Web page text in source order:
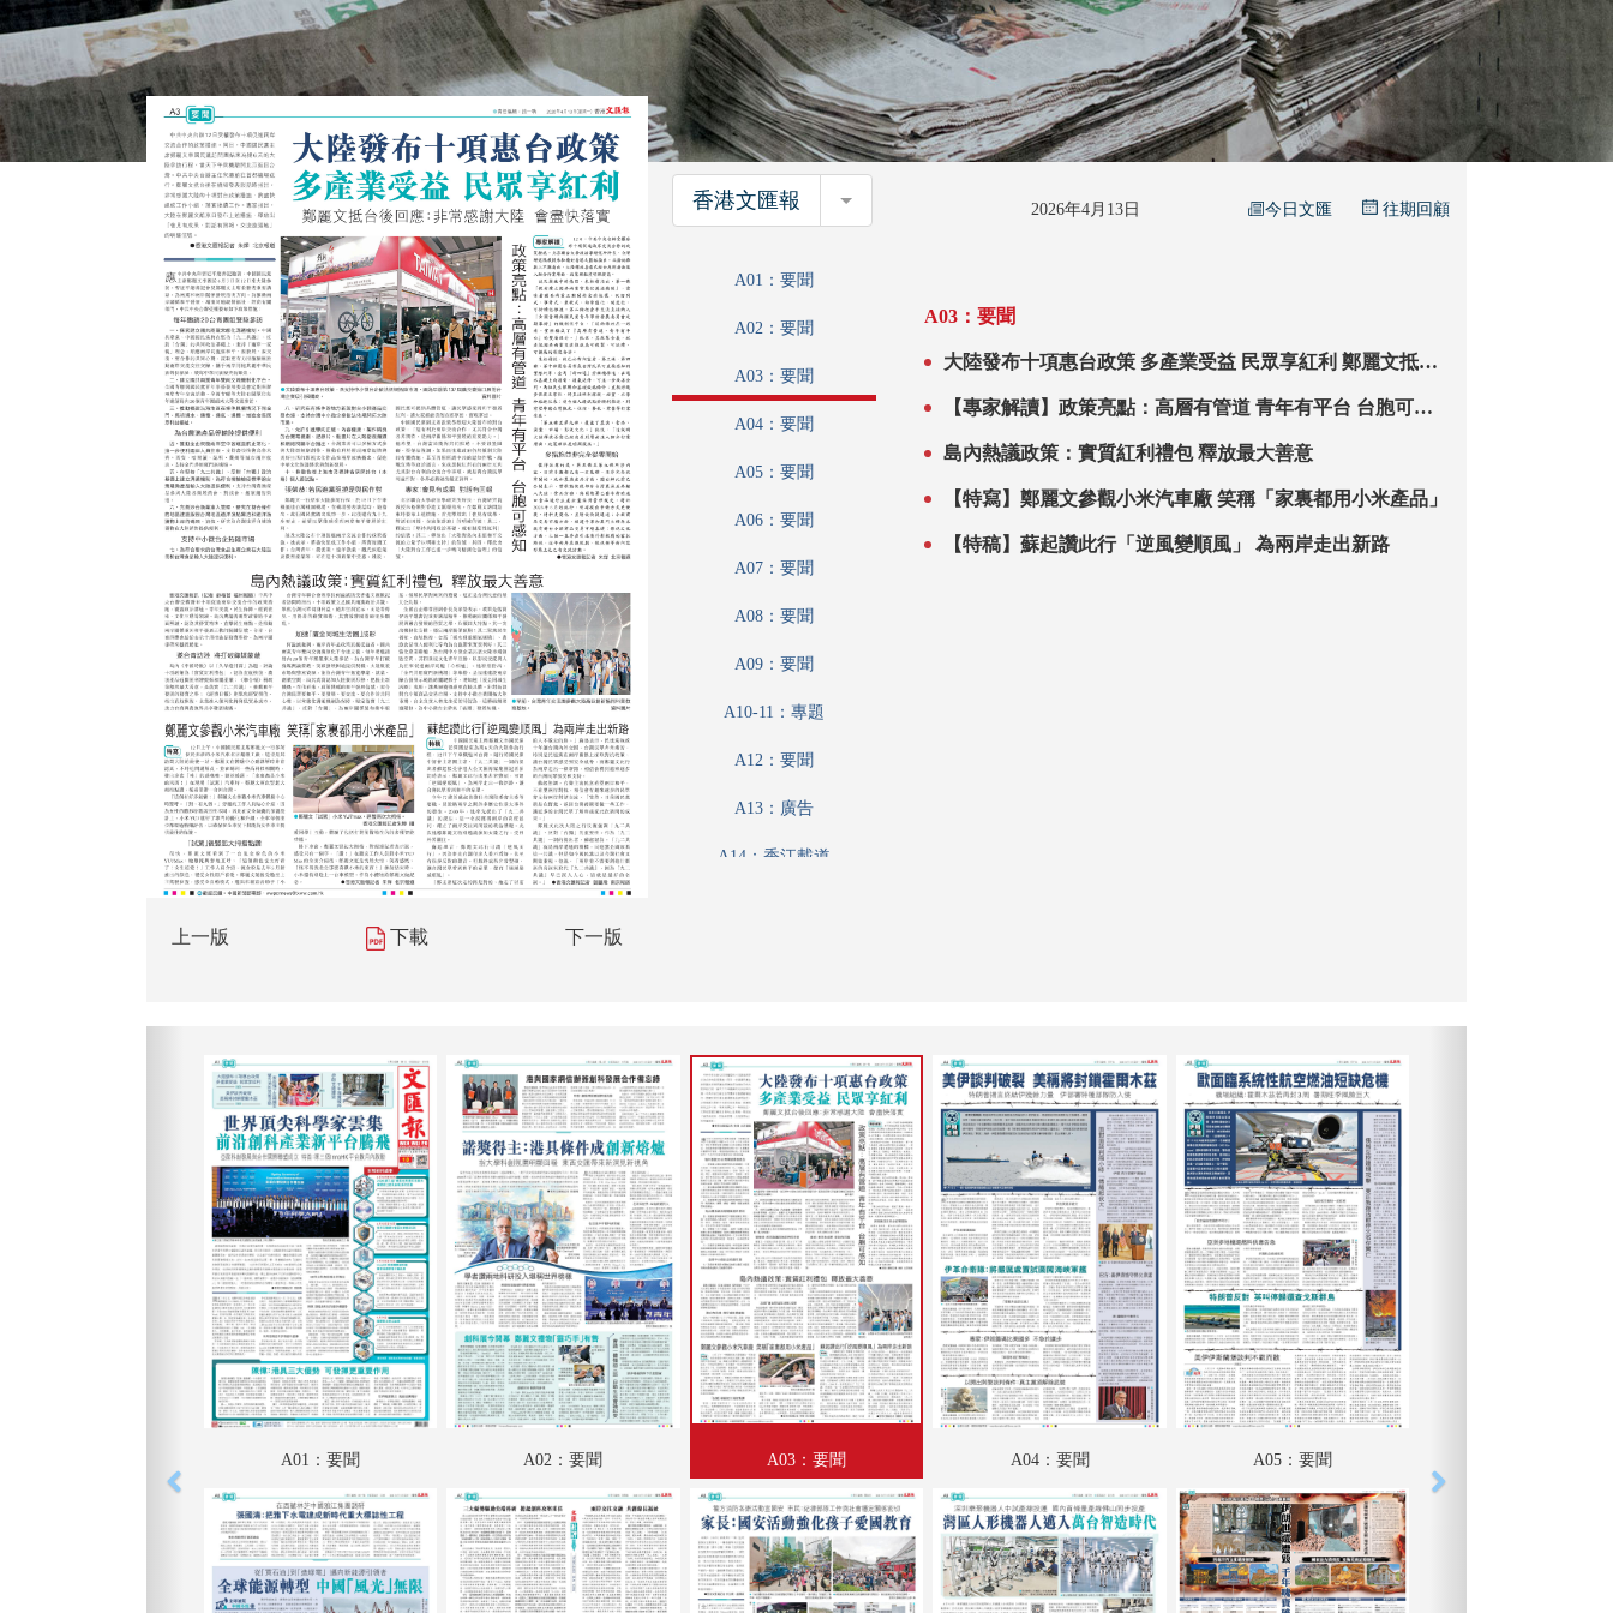
上一版 下載 下一版
香港文匯報 香港文匯報 2026年4月13日 今日文匯 往期回顧
A01：要聞
A02：要聞
A03：要聞
A04：要聞
A05：要聞
A06：要聞
A07：要聞
A08：要聞
A09：要聞
A10-11：專題
A12：要聞
A13：廣告
A14：香江載道
A19：藝博
A20：港聞
B01：財經
B02：投資理財
B03：體育
B04：體育
A03：要聞
大陸發布十項惠台政策 多產業受益 民眾享紅利 鄭麗文抵台
【專家解讀】政策亮點：高層有管道 青年有平台 台胞可感
島內熱議政策：實質紅利禮包 釋放最大善意
【特寫】鄭麗文參觀小米汽車廠 笑稱「家裏都用小米產品」
【特稿】蘇起讚此行「逆風變順風」 為兩岸走出新路
A01：要聞 A02：要聞 A03：要聞 A04：要聞 A05：要聞